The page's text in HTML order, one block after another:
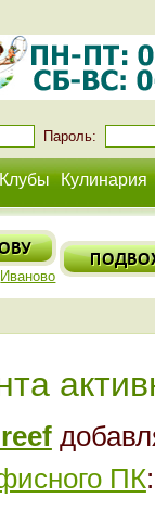
Пароль:
Кулинария
Иваново
ПК: